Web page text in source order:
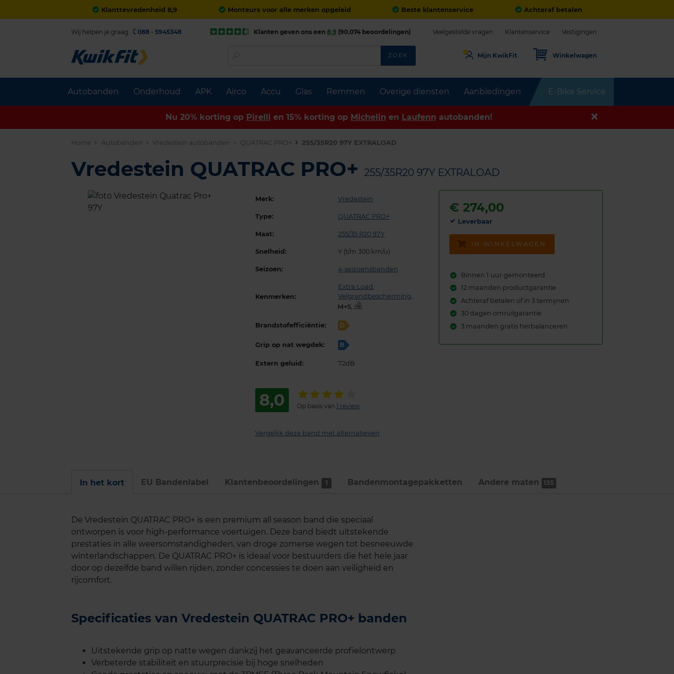
Klanttevredenheid 8,9 Monteurs voor alle merken opgeleid Beste klantenservice Achteraf betalen
Autobanden Onderhoud APK Airco Accu Glas Remmen Overige diensten Aanbiedingen E-Bike Service
Wij helpen je graag. 088 - 5945348 Klanten geven ons een 8,9 (90.074 beoordelingen) Veelgestelde vragen Klantenservice Vestigingen
ZOEK Mijn KwikFit Winkelwagen
Nu 20% korting op Pirelli en 15% korting op Michelin en Laufenn autobanden!
Home Autobanden Vredestein autobanden QUATRAC PRO+ 255/35R20 97Y EXTRALOAD
Vredestein QUATRAC PRO+ 255/35R20 97Y EXTRALOAD
Merk: Vredestein
Type: QUATRAC PRO+
Maat: 255/35 R20 97Y
Snelheid: Y (t/m 300 km/u)
Seizoen: 4-seizoensbanden
Kenmerken:
Extra Load ,
Velgrandbescherming,
,
Brandstofefficiëntie: D
Grip op nat wegdek: B
Extern geluid: 72dB
8,0 Op basis van 1 review
Vergelijk deze band met alternatieven
€274,00
Leverbaar
IN WINKELWAGEN
Binnen 1 uur gemonteerd
12 maanden productgarantie
Achteraf betalen of in 3 termijnen
30 dagen omruilgarantie
3 maanden gratis herbalanceren
In het kort EU Bandenlabel Klantenbeoordelingen 1 Bandenmontage­pakketten Andere maten 135
De Vredestein QUATRAC PRO+ is een premium all season band die speciaal
ontworpen is voor high-performance voertuigen. Deze band biedt uitstekende
prestaties in alle weersomstandigheden, van droge zomerse wegen tot besneeuwde
winterlandschappen. De QUATRAC PRO+ is ideaal voor bestuurders die het hele jaar
door op dezelfde band willen rijden, zonder concessies te doen aan veiligheid en
rijcomfort.
Specificaties van Vredestein QUATRAC PRO+ banden
Uitstekende grip op natte wegen dankzij het geavanceerde profielontwerp
Verbeterde stabiliteit en stuurprecisie bij hoge snelheden